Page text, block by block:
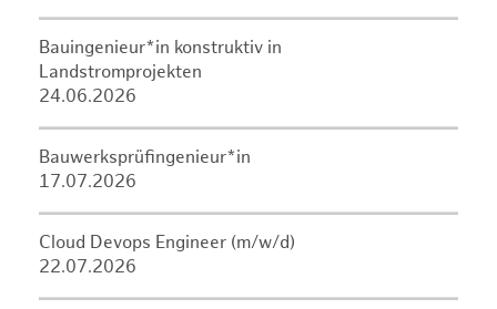
Bauingenieur*in konstruktiv in
Landstromprojekten
24.06.2026
Bauwerksprüfingenieur*in
17.07.2026
Cloud Devops Engineer (m/w/d)
22.07.2026